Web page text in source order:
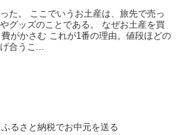
た。 ここでいうお土産は、旅先で売っ
グッズのことである。 なぜお土産を買
がかさむ これが1番の理由。値段ほどの
合うこ...
ふるさと納税でお中元を送る